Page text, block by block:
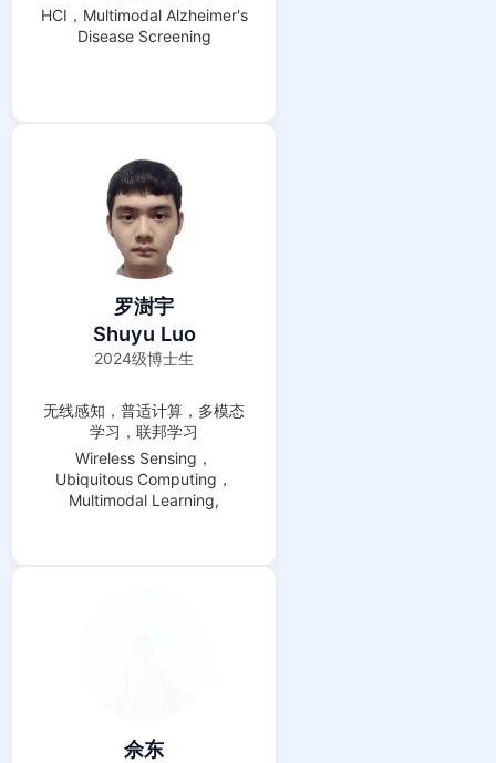
HCI，Multimodal Alzheimer's
Disease Screening
罗澍宇
Shuyu Luo
2024级博士生
无线感知，普适计算，多模态
学习，联邦学习
Wireless Sensing，
Ubiquitous Computing，
Multimodal Learning,
佘东